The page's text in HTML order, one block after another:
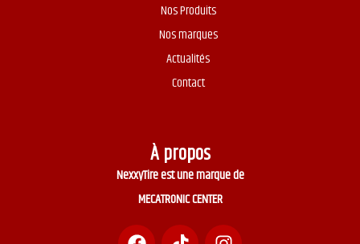
Nos Produits
Nos marques
Actualités
Contact
À propos
NexxyTire est une marque de
MECATRONIC CENTER